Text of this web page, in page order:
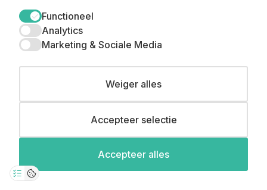
Meld je aan en ontvang 15% korting op je
© Copyright 2026 Straatstijl. All Rights Reserved.
Functioneel
Analytics
Marketing & Sociale Media
Weiger alles
Accepteer selectie
Accepteer alles